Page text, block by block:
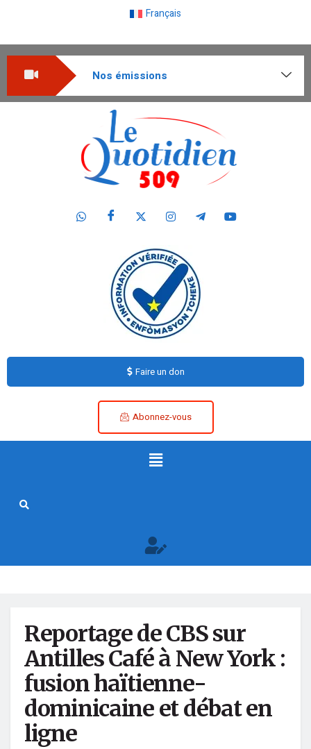
Français
Nos émissions
Faire un don
Abonnez-vous
Reportage de CBS sur
Antilles Café à New York :
fusion haïtienne-
dominicaine et débat en
ligne